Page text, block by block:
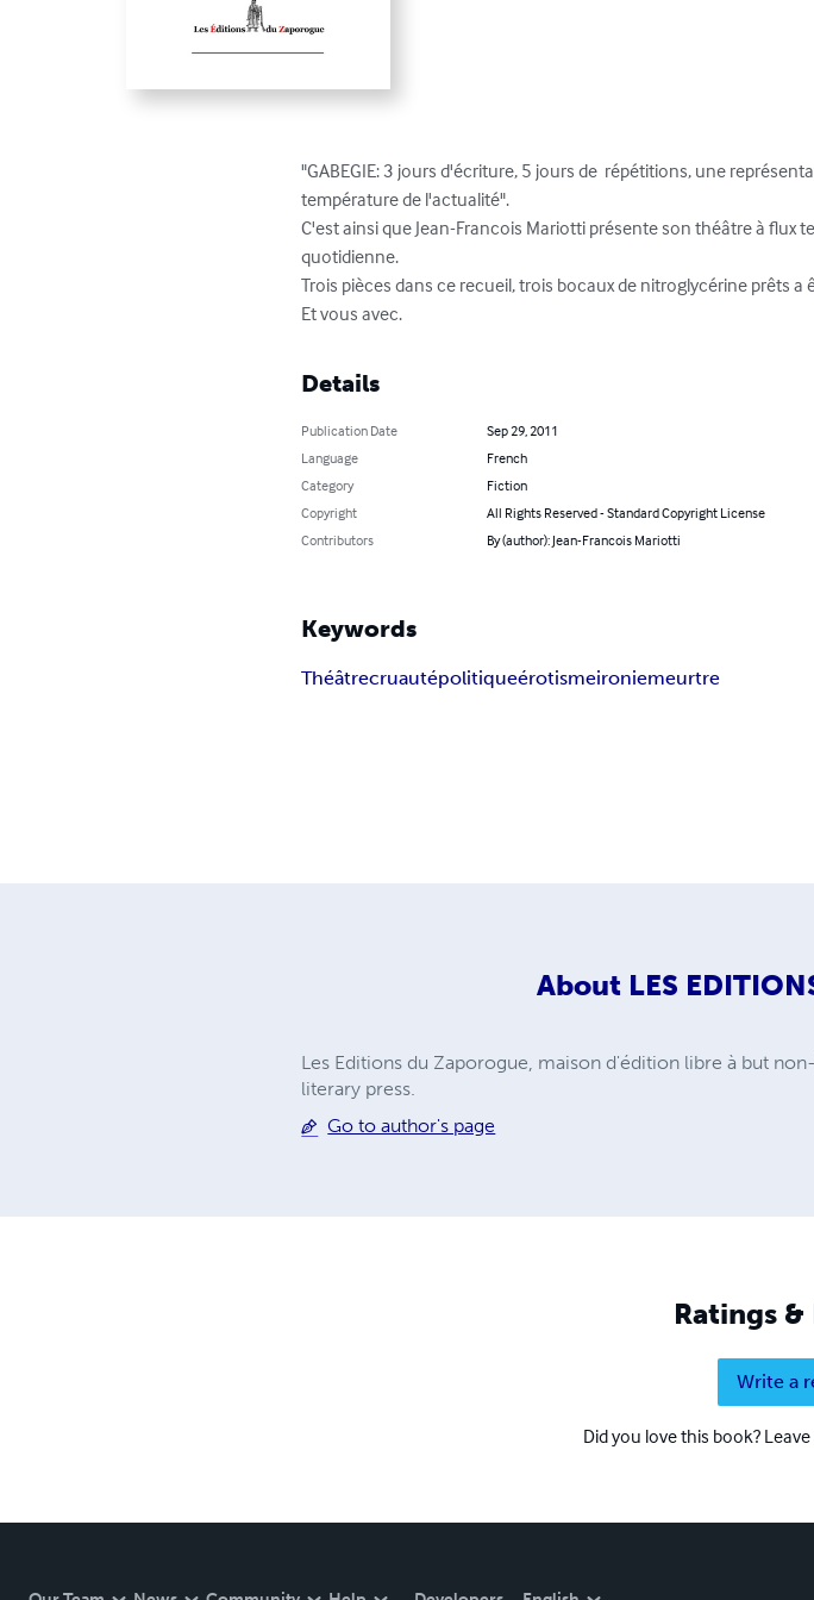
"GABEGIE: 3 jours d'écriture, 5 jours de  répétitions, une
température de l'actualité".
C'est ainsi que Jean-Francois Mariotti présente son théâtre à flux
quotidienne.
Trois pièces dans ce recueil, trois bocaux de nitroglycérine prêts
Et vous avec.
Details
Publication Date
Sep 29, 2011
Language
French
Category
Fiction
Copyright
All Rights Reserved - Standard Copyright License
Contributors
By (author): Jean-Francois Mariotti
Keywords
Théâtrecruautépolitiqueérotismeironiemeurtre
About LES
Les Editions du Zaporogue, maison d'édition libre à but
literary press.
Go to author's page
Ratings &
Write a
Did you love this book?